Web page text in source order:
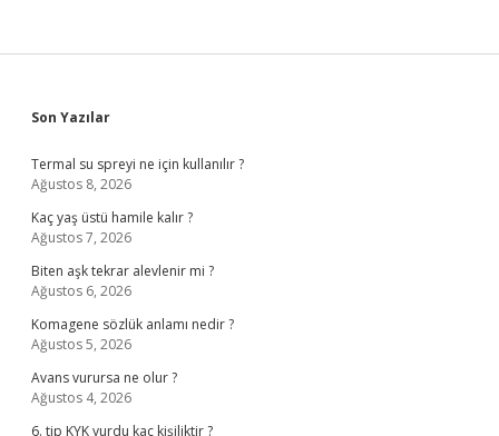
Sidebar
Son Yazılar
Termal su spreyi ne için kullanılır ?
Ağustos 8, 2026
Kaç yaş üstü hamile kalır ?
Ağustos 7, 2026
Biten aşk tekrar alevlenir mi ?
Ağustos 6, 2026
Komagene sözlük anlamı nedir ?
Ağustos 5, 2026
Avans vurursa ne olur ?
Ağustos 4, 2026
6. tip KYK yurdu kaç kişiliktir ?